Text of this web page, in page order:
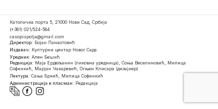
Католичка порта 5, 21000 Нови Сад, Србија
(+381) 021/524-584
casopispolja@gmail.com
Директор: Бојан Панаотовић
Издавач: Културни центар Новог Сада
Уредник: Ален Бешић
Редакција: Маја Ердељанин (ликовна уредница), Соња Веселиновић, Милица
Софинкић, Марјан Чакаревић, Огњен Клисара (дизајнер)
Лектура: Сања Бркић, Милица Софинкић
Администрација и пласман: Редакција